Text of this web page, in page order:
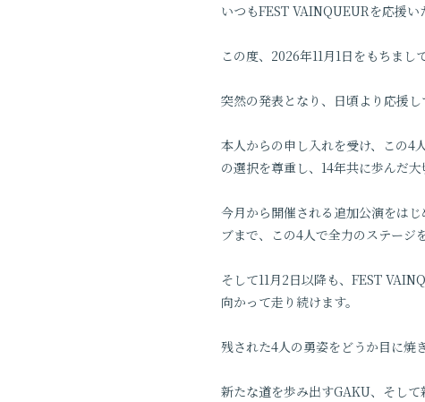
いつもFEST VAINQUEURを応援い
この度、2026年11月1日をもちま
突然の発表となり、日頃より応援
本人からの申し入れを受け、この4
の選択を尊重し、14年共に歩んだ
今月から開催される追加公演をは
ブまで、この4人で全力のステージ
そして11月2日以降も、FEST
向かって走り続けます。
残された4人の勇姿をどうか目に焼
新たな道を歩み出すGAKU、そし